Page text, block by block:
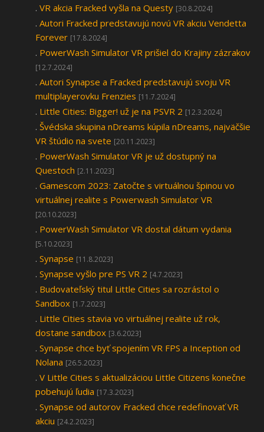
. VR akcia Fracked vyšla na Questy [30.8.2024]
. Autori Fracked predstavujú novú VR akciu Vendetta
Forever [17.8.2024]
. PowerWash Simulator VR prišiel do Krajiny zázrakov
[12.7.2024]
. Autori Synapse a Fracked predstavujú svoju VR
multiplayerovku Frenzies [11.7.2024]
. Little Cities: Bigger! už je na PSVR 2 [12.3.2024]
. Švédska skupina nDreams kúpila nDreams, najväčšie
VR štúdio na svete [20.11.2023]
. PowerWash Simulator VR je už dostupný na
Questoch [2.11.2023]
. Gamescom 2023: Zatočte s virtuálnou špinou vo
virtuálnej realite s Powerwash Simulator VR
[20.10.2023]
. PowerWash Simulator VR dostal dátum vydania
[5.10.2023]
. Synapse [11.8.2023]
. Synapse vyšlo pre PS VR 2 [4.7.2023]
. Budovateľský titul Little Cities sa rozrástol o
Sandbox [1.7.2023]
. Little Cities stavia vo virtuálnej realite už rok,
dostane sandbox [3.6.2023]
. Synapse chce byť spojením VR FPS a Inception od
Nolana [26.5.2023]
. V Little Cities s aktualizáciou Little Citizens konečne
pobehujú ľudia [17.3.2023]
. Synapse od autorov Fracked chce redefinovať VR
akciu [24.2.2023]